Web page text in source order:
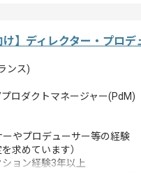
け】ディレクター・プロ
ンス)
ロダクトマネージャー(PdM)
やプロデューサー等の経験
求めています）
ョン経験3年以上